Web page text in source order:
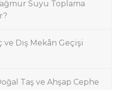
Suyu Toplama
Dış Mekân Geçişi
Taş ve Ahşap Cephe